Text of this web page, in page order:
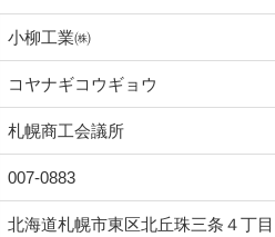
小柳工業㈱
コヤナギコウギョウ
札幌商工会議所
007-0883
北海道札幌市東区北丘珠三条４丁